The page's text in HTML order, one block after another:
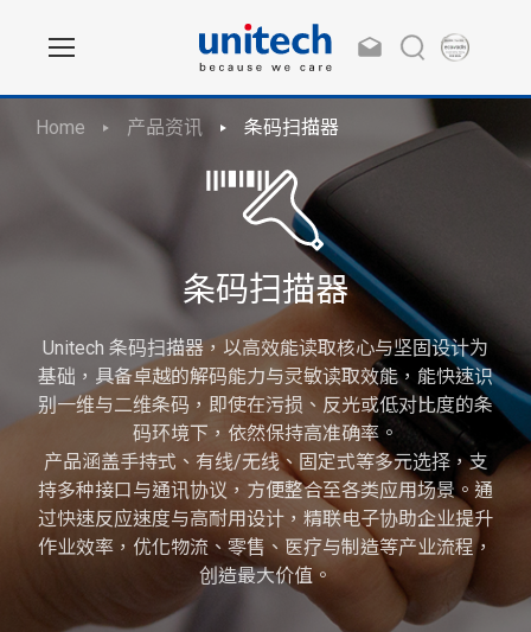
Home 产品资讯 条码扫描器
条码扫描器
Unitech 条码扫描器，以高效能读取核心与坚固设计为
基础，具备卓越的解码能力与灵敏读取效能，能快速识
别一维与二维条码，即使在污损、反光或低对比度的条
码环境下，依然保持高准确率。
产品涵盖手持式、有线/无线、固定式等多元选择，支
持多种接口与通讯协议，方便整合至各类应用场景。通
过快速反应速度与高耐用设计，精联电子协助企业提升
作业效率，优化物流、零售、医疗与制造等产业流程，
创造最大价值。